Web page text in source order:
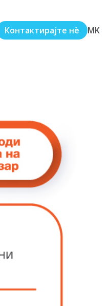
Контактирајте нè MK